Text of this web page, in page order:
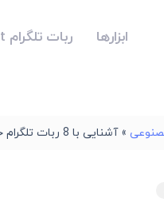
ابزارها ربات تلگرام Airoot
»آشنایی با 8 ربات تلگرام حل مسائل فیزیک